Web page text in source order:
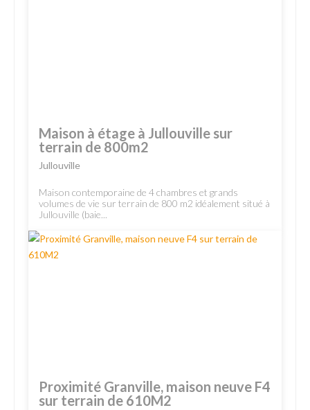
Maison à étage à Jullouville sur
terrain de 800m2
Jullouville
Maison contemporaine de 4 chambres et grands
volumes de vie sur terrain de 800 m2 idéalement situé à
Jullouville (baie...
Proximité Granville, maison neuve F4
sur terrain de 610M2